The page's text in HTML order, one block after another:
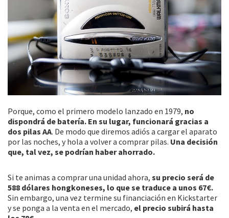
Porque, como el primero modelo lanzado en 1979, no
dispondrá de batería. En su lugar, funcionará gracias a
dos pilas AA. De modo que diremos adiós a cargar el aparato
por las noches, y hola a volver a comprar pilas. Una decisión
que, tal vez, se podrían haber ahorrado.
Si te animas a comprar una unidad ahora, su precio será de
588 dólares hongkoneses, lo que se traduce a unos 67€.
Sin embargo, una vez termine su financiación en Kickstarter
y se ponga a la venta en el mercado, el precio subirá hasta